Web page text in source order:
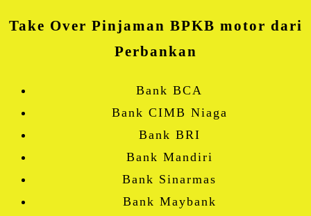
Take Over Pinjaman BPKB motor dari
Perbankan
Bank BCA
Bank CIMB Niaga
Bank BRI
Bank Mandiri
Bank Sinarmas
Bank Maybank